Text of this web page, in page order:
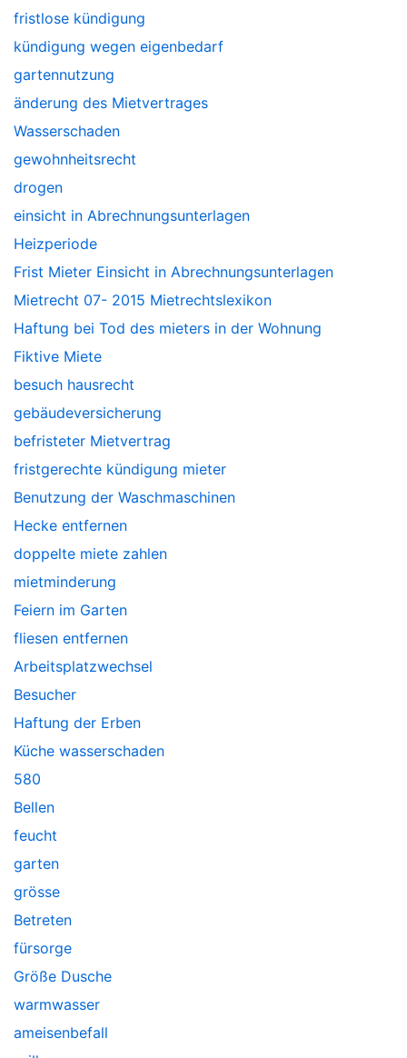
fristlose kündigung
kündigung wegen eigenbedarf
gartennutzung
änderung des Mietvertrages
Wasserschaden
gewohnheitsrecht
drogen
einsicht in Abrechnungsunterlagen
Heizperiode
Frist Mieter Einsicht in Abrechnungsunterlagen
Mietrecht 07- 2015 Mietrechtslexikon
Haftung bei Tod des mieters in der Wohnung
Fiktive Miete
besuch hausrecht
gebäudeversicherung
befristeter Mietvertrag
fristgerechte kündigung mieter
Benutzung der Waschmaschinen
Hecke entfernen
doppelte miete zahlen
mietminderung
Feiern im Garten
fliesen entfernen
Arbeitsplatzwechsel
Besucher
Haftung der Erben
Küche wasserschaden
580
Bellen
feucht
garten
grösse
Betreten
fürsorge
Größe Dusche
warmwasser
ameisenbefall